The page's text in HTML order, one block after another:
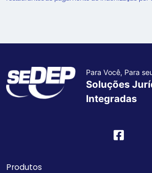
Para Você, Para
Soluções
Integradas
Produtos